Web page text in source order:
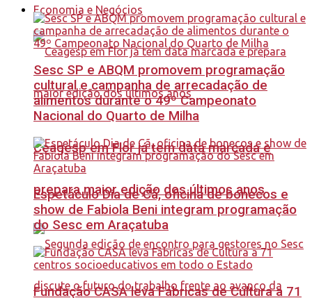
Economia e Negócios
Ceagesp em Flor já tem data marcada e
prepara maior edição dos últimos anos
Sesc SP e ABQM promovem programação
cultural e campanha de arrecadação de
alimentos durante o 49º Campeonato
Nacional do Quarto de Milha
Espetáculo Dia de Cã, oficina de bonecos e
show de Fabiola Beni integram programação
do Sesc em Araçatuba
Fundação CASA leva Fábricas de Cultura a 71